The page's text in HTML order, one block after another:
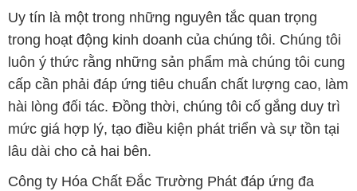
Uy tín là một trong những nguyên tắc quan trọng
trong hoạt động kinh doanh của chúng tôi. Chúng tôi
luôn ý thức rằng những sản phẩm mà chúng tôi cung
cấp cần phải đáp ứng tiêu chuẩn chất lượng cao, làm
hài lòng đối tác. Đồng thời, chúng tôi cố gắng duy trì
mức giá hợp lý, tạo điều kiện phát triển và sự tồn tại
lâu dài cho cả hai bên.
Công ty Hóa Chất Đắc Trường Phát đáp ứng đa